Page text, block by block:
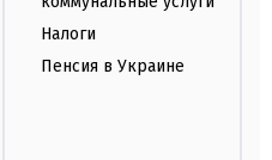
Налоги
Пенсия в Украине